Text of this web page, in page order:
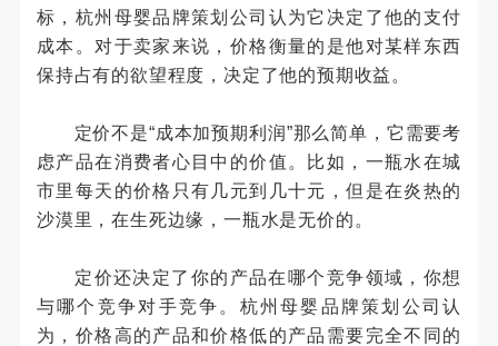
标，杭州母婴品牌策划公司认为它决定了他的支付
成本。对于卖家来说，价格衡量的是他对某样东西
保持占有的欲望程度，决定了他的预期收益。
定价不是“成本加预期利润”那么简单，它需要考
虑产品在消费者心目中的价值。比如，一瓶水在城
市里每天的价格只有几元到几十元，但是在炎热的
沙漠里，在生死边缘，一瓶水是无价的。
定价还决定了你的产品在哪个竞争领域，你想
与哪个竞争对手竞争。杭州母婴品牌策划公司认
为，价格高的产品和价格低的产品需要完全不同的